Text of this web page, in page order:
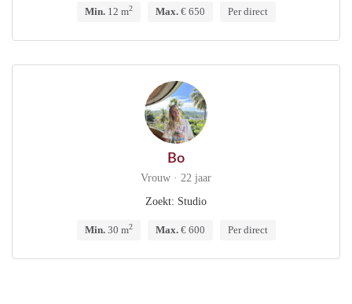
Min.12 m2 Max.€ 650 Per direct
Bo
Vrouw · 22 jaar
Zoekt: Studio
Min.30 m2 Max.€ 600 Per direct